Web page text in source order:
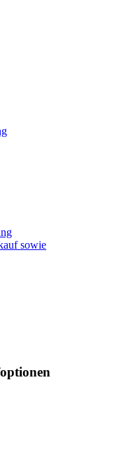
sowie